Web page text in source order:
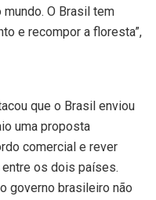
O Brasil tem
e recompor a floresta”,
que o Brasil enviou
uma proposta
comercial e rever
os dois países.
governo brasileiro não